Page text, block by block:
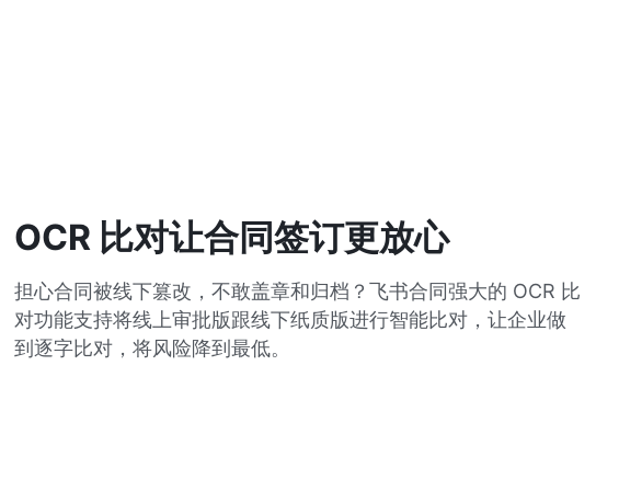
OCR 比对让合同签订更放心
担心合同被线下篡改，不敢盖章和归档？飞书合同强大的 OCR 比
对功能支持将线上审批版跟线下纸质版进行智能比对，让企业做
到逐字比对，将风险降到最低。